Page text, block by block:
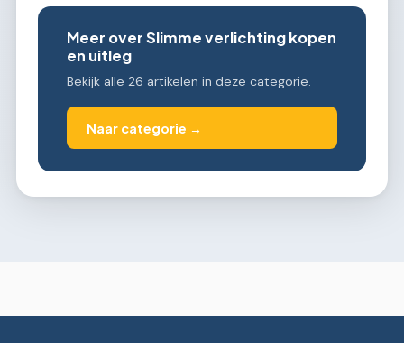
Meer over Slimme verlichting kopen
en uitleg
Bekijk alle 26 artikelen in deze categorie.
Naar categorie →